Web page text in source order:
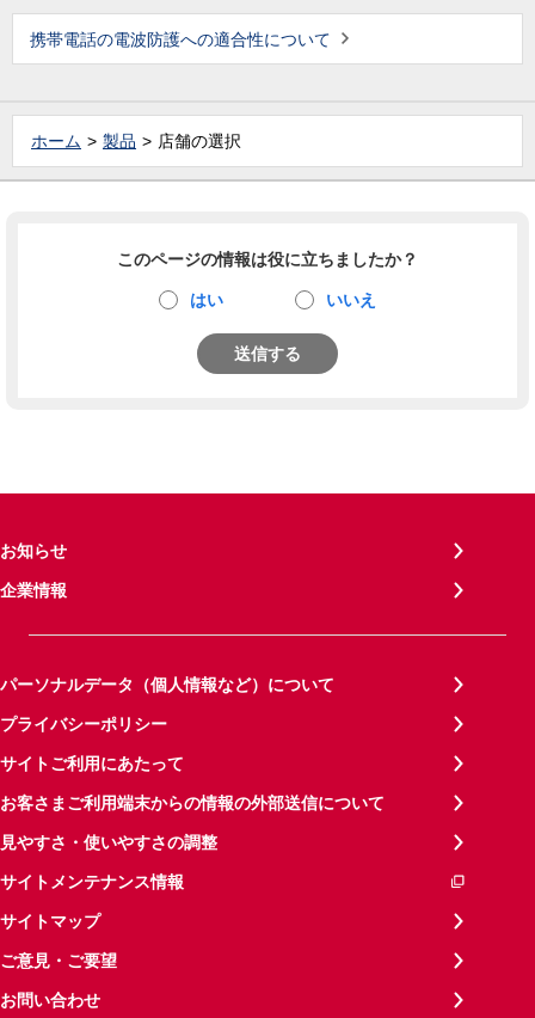
携帯電話の電波防護への適合性について
ホーム 製品 店舗の選択
このページの情報は役に立ちましたか？
はい いいえ
送信する
お知らせ
企業情報
パーソナルデータ（個人情報など）について
プライバシーポリシー
サイトご利用にあたって
お客さまご利用端末からの情報の外部送信について
見やすさ・使いやすさの調整
サイトメンテナンス情報
サイトマップ
ご意見・ご要望
お問い合わせ